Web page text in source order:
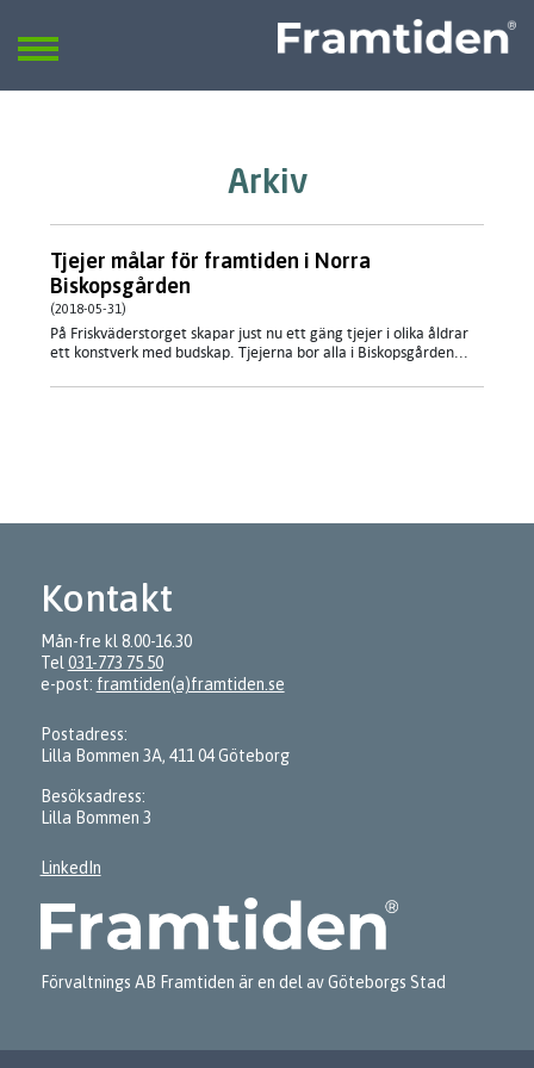
SÖK
Arkiv
Tjejer målar för framtiden i Norra
Biskopsgården
(2018-05-31)
På Friskväderstorget skapar just nu ett gäng tjejer i olika åldrar
ett konstverk med budskap. Tjejerna bor alla i Biskopsgården...
Kontakt
Mån-fre kl 8.00-16.30
Tel 031-773 75 50
e-post: framtiden(a)framtiden.se
Postadress:
Lilla Bommen 3A, 411 04 Göteborg
Besöksadress:
Lilla Bommen 3
LinkedIn
Förvaltnings AB Framtiden är en del av Göteborgs Stad